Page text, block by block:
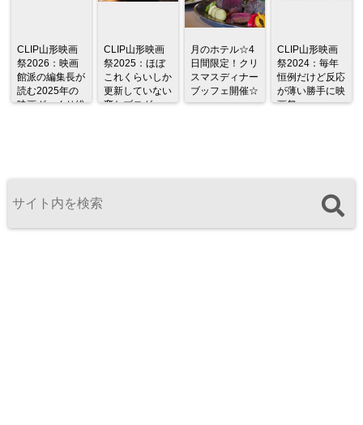
CLIP山形映画
祭2026：映画
館派の編集長が
読む2025年の
映画ざっくり総
CLIP山形映画
祭2025：ほぼ
これくらいしか
更新していない
変なブログ
月のホテル☆4
日間限定！クリ
スマスディナー
ブッフェ開催☆
CLIP山形映画
祭2024：毎年
恒例だけど反応
が薄い勝手に映
画祭